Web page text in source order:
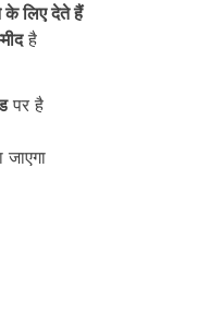
के लिए देते हैं
है
पर है